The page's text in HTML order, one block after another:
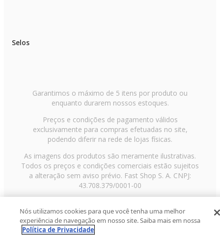
Selos
Garantimos o máximo de 5 itens por produto ou
enquanto durarem nossos estoques.
Preços e condições de pagamento válidos
exclusivamente para compras efetuadas no site,
podendo diferir na rede de lojas físicas.
As imagens dos produtos são meramente ilustrativas.
Todos os preços e condições comerciais estão sujeitos
a alteração sem aviso prévio. Fast Shop S. A. CNPJ:
43.708.379/0001-00
Paulo/SP, CEP 02029-001, Telefone: 11 3003-3728 ©
2013 Fast Shop - Todos os direitos reservadosRF
Nós utilizamos cookies para que você tenha uma melhor
experiência de navegação em nosso site. Saiba mais em nossa
Política de Privacidade